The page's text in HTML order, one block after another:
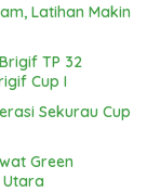
Latihan Makin
TP 32
Cup I
Sekurau Cup
Green
Utara